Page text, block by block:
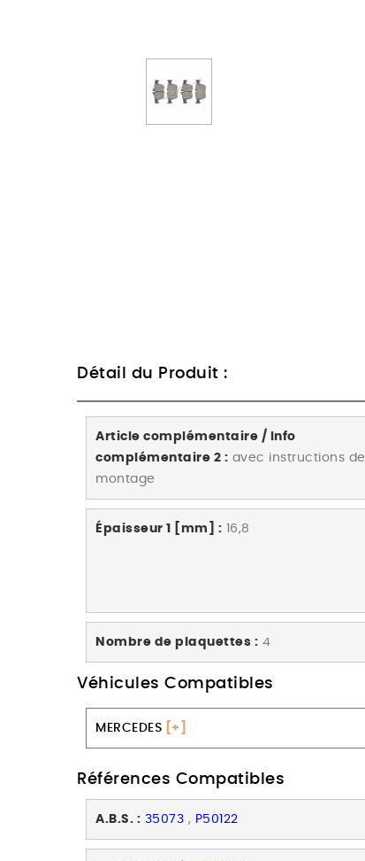
Détail du Produit :
Article complémentaire / Info
complémentaire 2 : avec instructions de
montage
Épaisseur 1 [mm] : 16,8
Nombre de plaquettes : 4
Véhicules Compatibles
MERCEDES [+]
Références Compatibles
A.B.S. : 35073 , P50122